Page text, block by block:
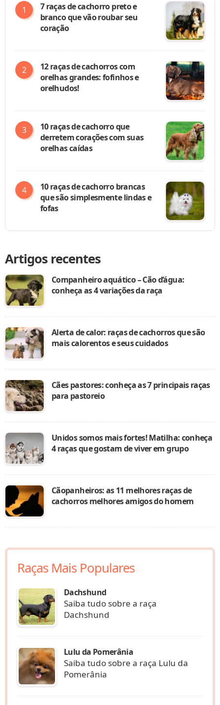
7 raças de cachorro preto e
branco que vão roubar seu
coração
12 raças de cachorros com
orelhas grandes: fofinhos e
orelhudos!
10 raças de cachorro que
derretem corações com suas
orelhas caídas
10 raças de cachorro brancas
que são simplesmente lindas e
fofas
Artigos recentes
Companheiro aquático – Cão d’água:
conheça as 4 variações da raça
Alerta de calor: raças de cachorros que são
mais calorentos e seus cuidados
Cães pastores: conheça as 7 principais raças
para pastoreio
Unidos somos mais fortes! Matilha: conheça
4 raças que gostam de viver em grupo
Cãopanheiros: as 11 melhores raças de
cachorros melhores amigos do homem
Raças Mais Populares
Dachshund
Saiba tudo sobre a raça
Dachshund
Lulu da Pomerânia
Saiba tudo sobre a raça Lulu da
Pomerânia